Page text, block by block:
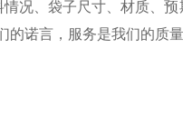
况、袋子尺寸、材质、
的诺言，服务是我们的